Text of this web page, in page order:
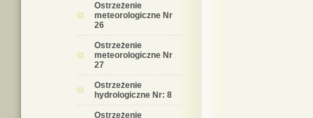
Ostrzeżenie
meteorologiczne Nr
26
Ostrzeżenie
meteorologiczne Nr
27
Ostrzeżenie
hydrologiczne Nr: 8
Ostrzeżenie